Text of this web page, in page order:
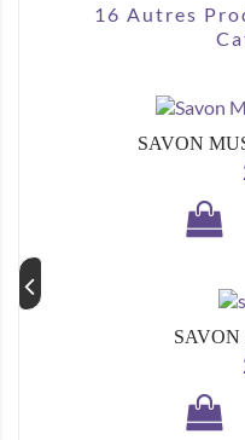
16 Autres
SAVON
SAVON